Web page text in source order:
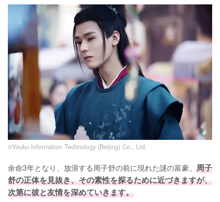
©Youku Information Technology (Beijing) Co., Ltd.
余命3年となり、放浪する周子舒の前に現れた謎の富豪。 周子
舒の正体を見抜き、その素性を探るために近づきますが、
次第に彼と友情を深めていきます。